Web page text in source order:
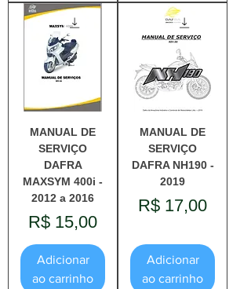
MANUAL DE
SERVIÇO
DAFRA
MAXSYM 400i -
2012 a 2016
Preço
R$ 15,00
Adicionar
ao carrinho
MANUAL DE
SERVIÇO
DAFRA NH190 -
2019
Preço
R$ 17,00
Adicionar
ao carrinho